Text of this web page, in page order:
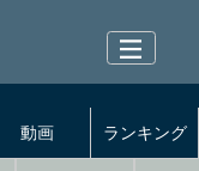
動画 ランキング